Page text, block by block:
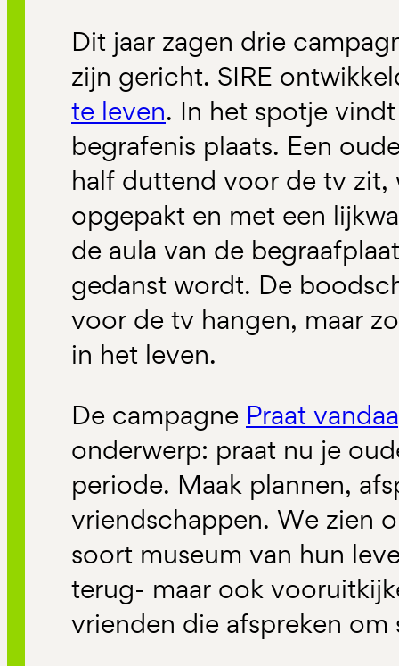
Dit jaar zagen drie
zijn gericht. SIRE
te leven. In het spotje
begrafenis plaats. Een
half duttend voor de tv
opgepakt en met een
de aula van de
gedanst wordt. De
voor de tv hangen, maar
in het leven.
De campagne Praat
onderwerp: praat nu je
periode. Maak plannen,
vriendschappen. We zien
soort museum van hun
terug- maar ook
vrienden die afspreken